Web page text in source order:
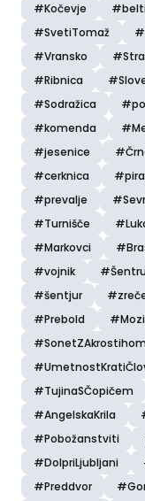
#Kočevje
#SvetiTomaž
#Vransko
#Ribnica
#Sodražica
#komenda
#jesenice
#cerknica
#prevalje
#Turnišče
#Markovci
#vojnik
#šentjur
#Prebold
#SonetZAkrostihom
#TujinaSČopičem
#AngelskaKrila
#Pobožanstviti
#DolpriLjubljani
#Preddvor